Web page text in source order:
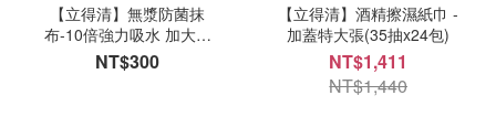
【立得清】無漿防菌抹
布-10倍強力吸水 加大款
(30條x1包)顏色隨機出貨
NT$300
【立得清】酒精擦濕紙巾 -
加蓋特大張(35抽x24包)
NT$1,411
NT$1,440